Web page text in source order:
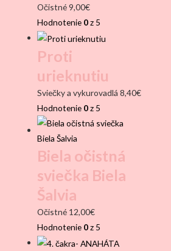
Očistné9,00€
Hodnotenie 0z 5
Proti
urieknutiu
Sviečky a vykurovadlá8,40€
Hodnotenie 0z 5
Biela očistná
sviečka Biela
Šalvia
Očistné 12,00€
Hodnotenie 0z 5